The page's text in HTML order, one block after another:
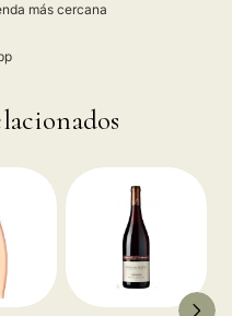
más cercana